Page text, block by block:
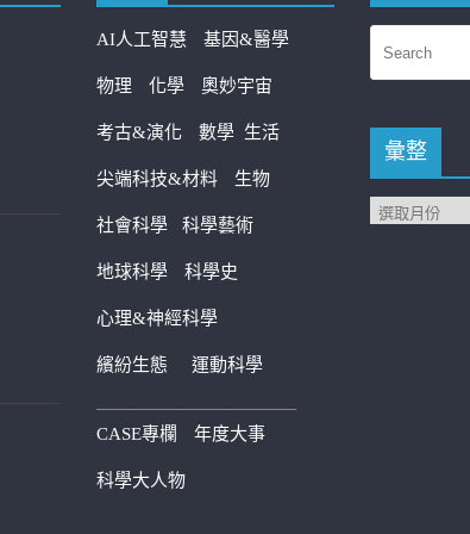
AI人工智慧 基因&醫學
物理 化學 奧妙宇宙
考古&演化 數學 生活
尖端科技&材料 生物
社會科學 科學藝術
地球科學 科學史
心理&神經科學
繽紛生態 運動科學
————————————
CASE專欄 年度大事
科學大人物
彙整